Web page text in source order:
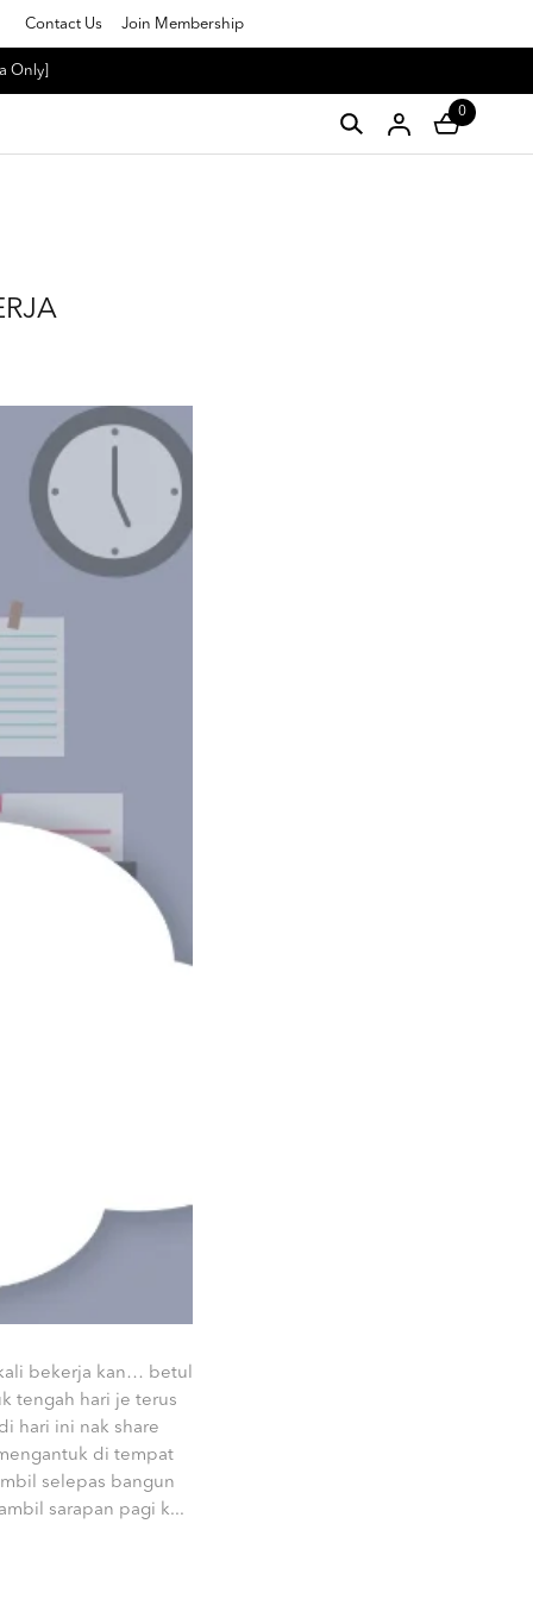
Contact Us Join Membership
Only]
0
bekerja kan… betul
tengah hari je terus
hari ini nak share
di tempat
selepas bangun
sarapan pagi k...